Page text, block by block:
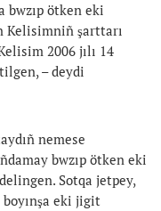
bwzıp ötken eki
Kelisimniñ şarttarı
2006 jılı 14
– deydi
nemese
bwzıp ötken eki
Sotqa jetpey,
eki jigit